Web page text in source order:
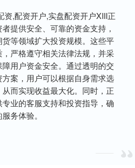
资,配资开户,实盘配资开户XIII‌正
提供安全、可靠的资金支持，
等领域扩大投资规模。这些平
严格遵守相关法律法规，并采
用户资金安全。通过透明的交
案，用户可以根据自身需求选
而实现收益最大化。同时，正
业的客服支持和投资指导，确
务体验。